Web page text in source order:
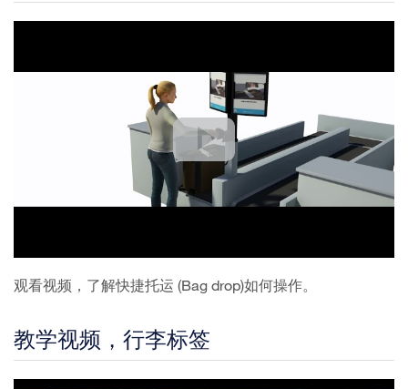
观看视频，了解快捷托运 (Bag drop)如何操作。
教学视频，行李标签